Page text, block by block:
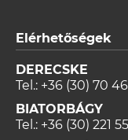
Elérhetőségek
DERECSKE
Tel.: +36 (30) 70
BIATORBÁGY
Tel.: +36 (30) 221